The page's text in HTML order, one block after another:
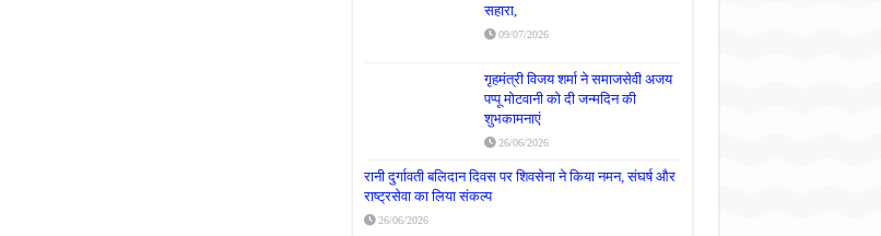
सहारा,
09/07/2026
गृहमंत्री विजय शर्मा ने समाजसेवी अजय
पप्पू मोटवानी को दी जन्मदिन की
शुभकामनाएं
26/06/2026
रानी दुर्गावती बलिदान दिवस पर शिवसेना ने किया नमन, संघर्ष और
राष्ट्रसेवा का लिया संकल्प
26/06/2026